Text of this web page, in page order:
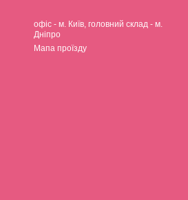
офіс - м. Київ, головний склад - м.
Дніпро
Мапа проїзду